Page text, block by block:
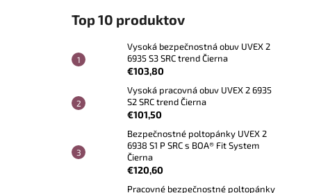
Top 10 produktov
Vysoká bezpečnostná obuv UVEX 2
6935 S3 SRC trend Čierna
€103,80
Vysoká pracovná obuv UVEX 2 6935
S2 SRC trend Čierna
€101,50
Bezpečnostné poltopánky UVEX 2
6938 S1 P SRC s BOA® Fit System
Čierna
€120,60
Pracovné bezpečnostné poltopánky